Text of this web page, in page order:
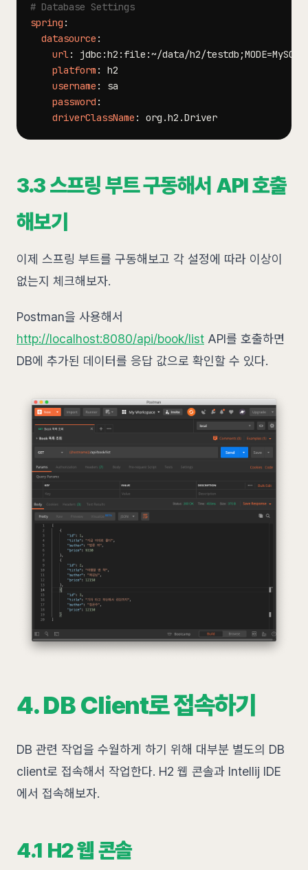
# Database Settings
spring :
datasource :
url: jdbc :h2 : file :
platform :
username :
password :
driverClassName :
3.3 스프링 부트 구동해서 API 호출
해보기
이제 스프링 부트를 구동해보고 각 설정에 따라 이상이
없는지 체크해보자.
Postman을 사용해서
http://localhost:8080/api/book/list API를 호출하면
DB에 추가된 데이터를 응답 값으로 확인할 수 있다.
4. DB Client로 접속하기
DB 관련 작업을 수월하게 하기 위해 대부분 별도의 DB
client로 접속해서 작업한다. H2 웹 콘솔과 Intellij IDE
에서 접속해보자.
4.1 H2 웹 콘솔